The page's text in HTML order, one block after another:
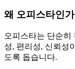
왜 오피스타인
오피스타는 단순히
성, 편리성, 신뢰성
도록 돕습니다.